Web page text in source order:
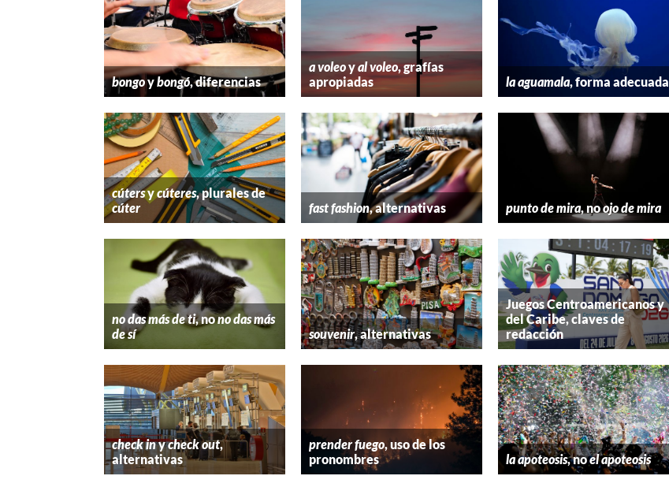
bongoybongó, diferencias
a voleoyal voleo, grafías
apropiadas
la aguamala, forma adecuada
cútersycúteres, plurales de
cúter
fast fashion, alternativas punto de mira, noojo de mira
no das más de ti, nono das más
de sí
souvenir, alternativas
Juegos Centroamericanos y
del Caribe, claves de
redacción
check inycheck out,
alternativas
prender fuego, uso de los
pronombres
la apoteosis, noel apoteosis